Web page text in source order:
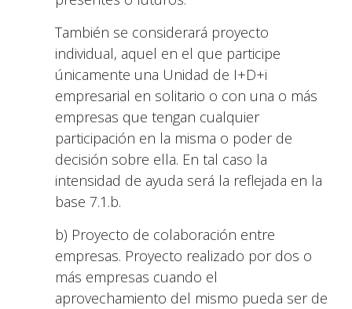
También se considerará proyecto
individual, aquel en el que participe
únicamente una Unidad de I+D+i
empresarial en solitario o con una o más
empresas que tengan cualquier
participación en la misma o poder de
decisión sobre ella. En tal caso la
intensidad de ayuda será la reflejada en la
base 7.1.b.
b) Proyecto de colaboración entre
empresas. Proyecto realizado por dos o
más empresas cuando el
aprovechamiento del mismo pueda ser de